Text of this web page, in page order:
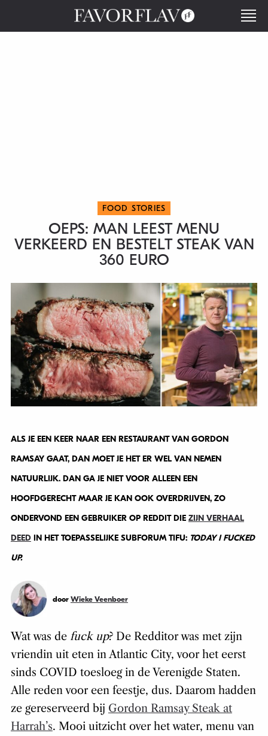
FOOD STORIES
OEPS: MAN LEEST MENU
VERKEERD EN BESTELT STEAK VAN
360 EURO
ALS JE EEN KEER NAAR EEN RESTAURANT VAN GORDON
RAMSAY GAAT, DAN MOET JE HET ER WEL VAN NEMEN
NATUURLIJK. DAN GA JE NIET VOOR ALLEEN EEN
HOOFDGERECHT MAAR JE KAN OOK OVERDRIJVEN, ZO
ONDERVOND EEN GEBRUIKER OP REDDIT DIE ZIJN VERHAAL
DEEDIN HET TOEPASSELIJKE SUBFORUM TIFU: TODAY I FUCKED
UP.
door Wieke Veenboer
Wat was de fuck up? De Redditor was met zijn
vriendin uit eten in Atlantic City, voor het eerst
sinds COVID toesloeg in de Verenigde Staten.
Alle reden voor een feestje, dus. Daarom hadden
ze gereserveerd bij Gordon Ramsay Steak at
Harrah’s. Mooi uitzicht over het water, menu van